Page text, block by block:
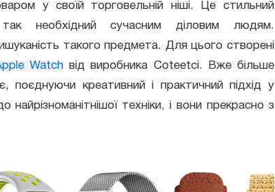
у своїй торговельній ніші. Це стильний
необхідний сучасним діловим людям.
такого предмета. Для цього створені
Watch від виробника Coteetci. Вже більше
поєднуючи креативний і практичний підхід у
техніки, і вони прекрасно з